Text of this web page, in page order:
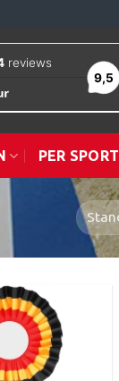
PER SPORT
Toevoegen